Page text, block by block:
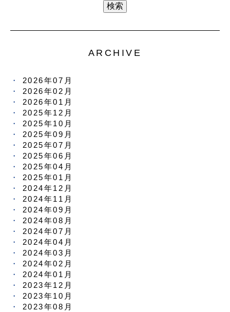
ARCHIVE
2026年07月
2026年02月
2026年01月
2025年12月
2025年10月
2025年09月
2025年07月
2025年06月
2025年04月
2025年01月
2024年12月
2024年11月
2024年09月
2024年08月
2024年07月
2024年04月
2024年03月
2024年02月
2024年01月
2023年12月
2023年10月
2023年08月